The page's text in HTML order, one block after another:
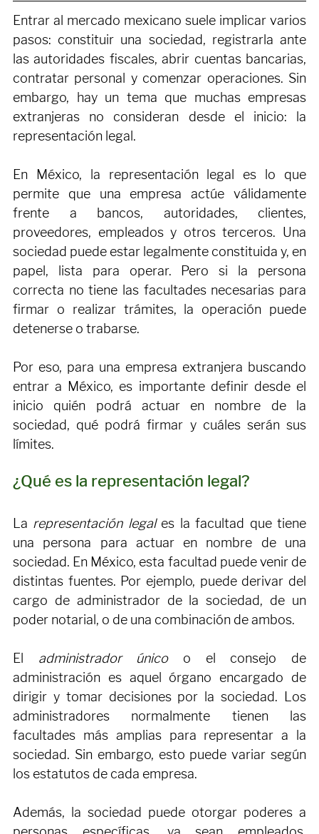
Valentín Bocco Parreira
Entrar al mercado mexicano suele implicar varios
pasos: constituir una sociedad, registrarla ante
las autoridades fiscales, abrir cuentas bancarias,
contratar personal y comenzar operaciones. Sin
embargo, hay un tema que muchas empresas
representación legal.
En México, la representación legal es lo que
permite que una empresa actúe válidamente
frente a bancos, autoridades, clientes,
proveedores, empleados y otros terceros. Una
sociedad puede estar legalmente constituida y, en
papel, lista para operar. Pero si la persona
correcta no tiene las facultades necesarias para
detenerse o trabarse.
Por eso, para una empresa extranjera buscando
entrar a México, es importante definir desde el
inicio quién podrá actuar en nombre de la
límites.
¿Qué es la representación legal?
La representación legal es la facultad que tiene
una persona para actuar en nombre de una
sociedad. En México, esta facultad puede venir de
distintas fuentes. Por ejemplo, puede derivar del
poder notarial, o de una combinación de ambos.
El administrador único o el consejo de
administración es aquel órgano encargado de
dirigir y tomar decisiones por la sociedad. Los
administradores normalmente tienen las
facultades más amplias para representar a la
los estatutos de cada empresa.